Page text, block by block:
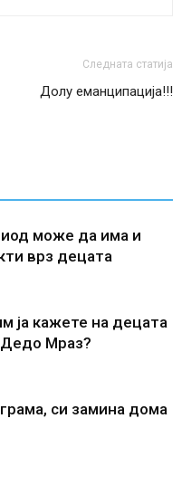
Следната статија
Долу еманципација!!!
може да има и
врз децата
ја кажете на децата
Дедо Мраз?
си замина дома